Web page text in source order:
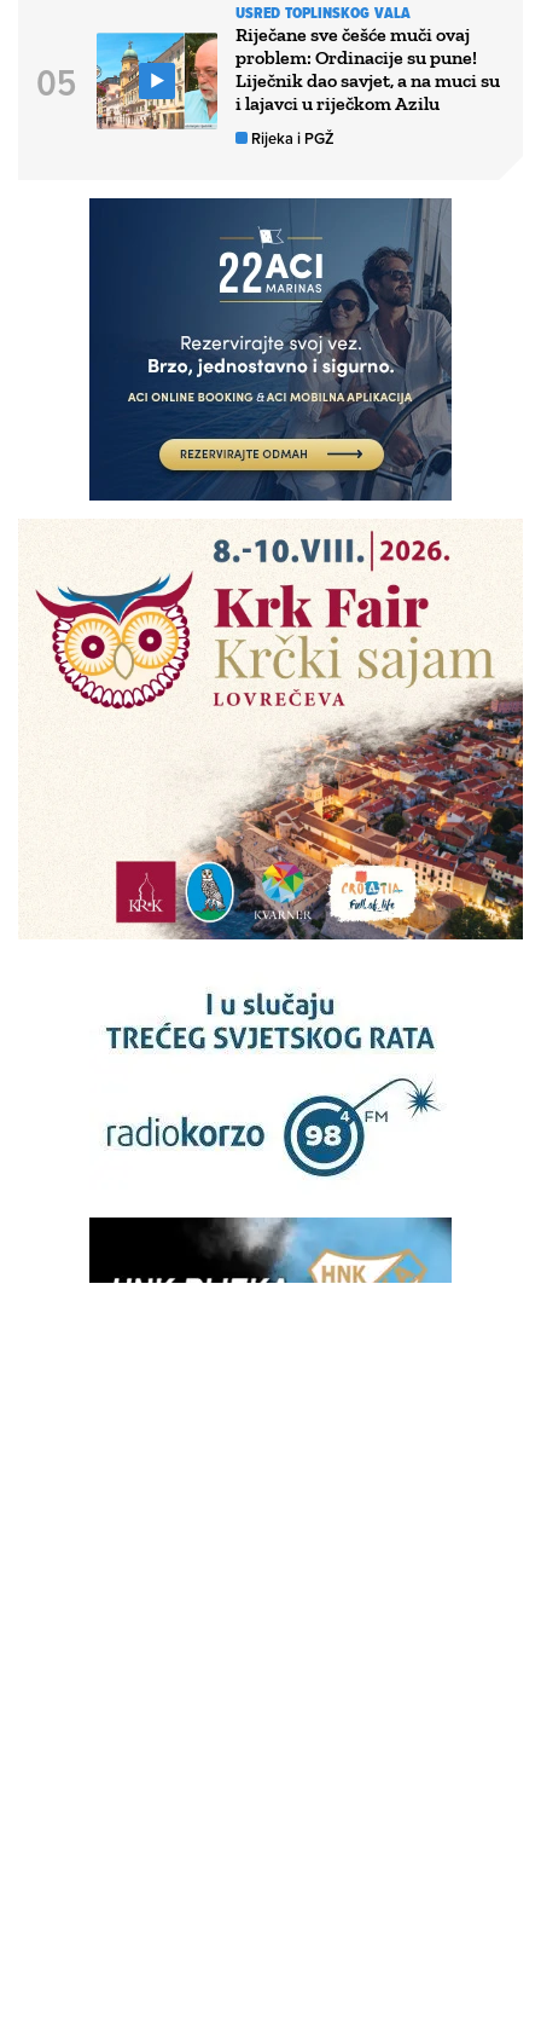
USRED TOPLINSKOG VALA
Riječane sve češće muči ovaj
problem: Ordinacije su pune!
Liječnik dao savjet, a na muci su
i lajavci u riječkom Azilu
Rijeka i PGŽ